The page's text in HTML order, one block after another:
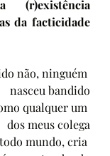
da facticidade
não, ninguém
nasceu bandido
qualquer um
dos meus colega
mundo, cria